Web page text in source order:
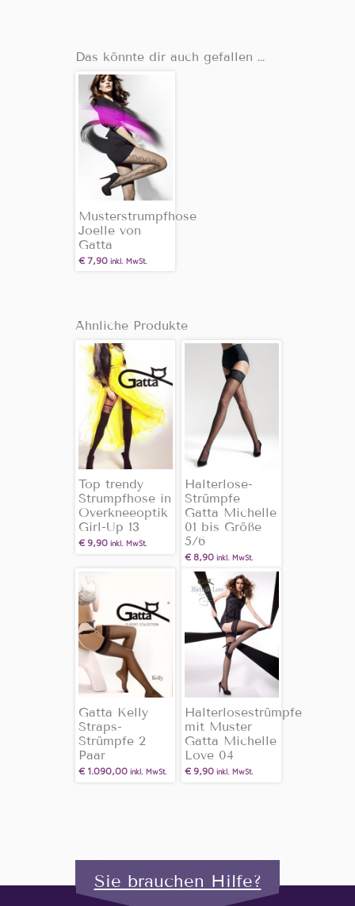
Das könnte dir auch gefallen …
Musterstrumpfhose
Joelle von
Gatta
€7,90 inkl. MwSt.
Ähnliche Produkte
Top trendy
Strumpfhose in
Overkneeoptik
Girl-Up 13
€9,90 inkl. MwSt.
Halterlose-
Strümpfe
Gatta Michelle
01 bis Größe
5/6
€8,90 inkl. MwSt.
Gatta Kelly
Straps-
Strümpfe 2
Paar
€1.090,00 inkl. MwSt.
Halterlosestrümpfe
mit Muster
Gatta Michelle
Love 04
€9,90 inkl. MwSt.
Sie brauchen Hilfe?